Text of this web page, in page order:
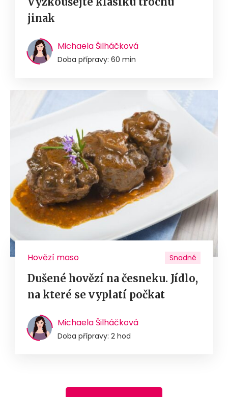
jinak
Michaela Šilháčková
Doba přípravy: 60 min
Hovězí maso Snadné
Dušené hovězí na česneku. Jídlo,
na které se vyplatí počkat
Michaela Šilháčková
Doba přípravy: 2 hod